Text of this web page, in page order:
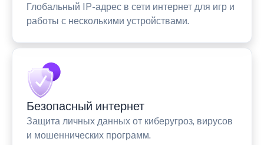
Глобальный IP-адрес в сети интернет для игр и
работы с несколькими устройствами.
Безопасный интернет
Защита личных данных от киберугроз, вирусов
и мошеннических программ.